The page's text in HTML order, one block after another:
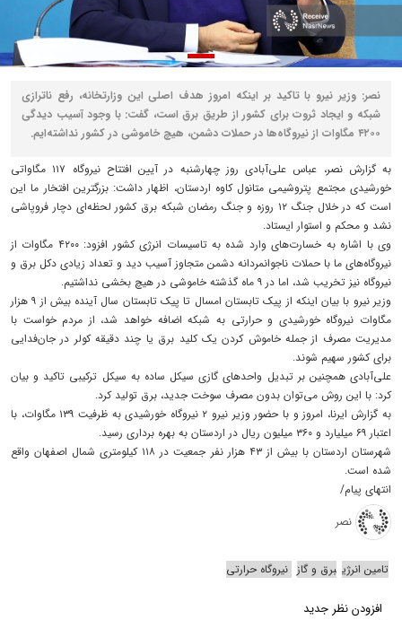
نصر: وزیر نیرو با تاکید بر اینکه امروز هدف اصلی این وزارتخانه، رفع ناترازی
شبکه و ایجاد ثروت برای کشور از طریق برق است، گفت: با وجود آسیب دیدگی
۴۲۰۰ مگاوات از نیروگاه‌ها در حملات دشمن، هیچ خاموشی در کشور نداشته‌ایم.
به گزارش نصر، عباس علی‌آبادی روز چهارشنبه در آیین افتتاح نیروگاه ۱۱۷ مگاواتی
خورشیدی مجتمع پتروشیمی متانول کاوه اردستان، اظهار داشت: بزرگترین افتخار ما این
است که در خلال جنگ ۱۲ روزه و جنگ رمضان شبکه برق کشور لحظه‌ای دچار فروپاشی
نشد و محکم و استوار ایستاد.
وی با اشاره به خسارت‌های وارد شده به تاسیسات انرژی کشور افزود: ۴۲۰۰ مگاوات از
نیروگاه‌های ما با حملات ناجوانمردانه دشمن متجاوز آسیب دید و تعداد زیادی دکل برق و
نیروگاه نیز تخریب شد، اما در ۹ ماه گذشته خاموشی در هیچ بخشی نداشتیم.
وزیر نیرو با بیان اینکه از پیک تابستان امسال تا پیک تابستان سال آینده بیش از ۹ هزار
مگاوات نیروگاه خورشیدی و حرارتی به شبکه اضافه خواهد شد، از مردم خواست با
مدیریت مصرف از جمله خاموش کردن یک کلید برق یا چند دقیقه کولر در جان‌فدایی
برای کشور سهیم شوند.
علی‌آبادی همچنین بر تبدیل واحدهای گازی سیکل ساده به سیکل ترکیبی تاکید و بیان
کرد: با این روش می‌توان بدون مصرف سوخت جدید، برق تولید کرد.
به گزارش ایرنا، امروز و با حضور وزیر نیرو ۲ نیروگاه خورشیدی به ظرفیت ۱۳۹ مگاوات، با
اعتبار ۶۹ میلیارد و ۳۶۰ میلیون ریال در اردستان به بهره برداری رسید.
شهرستان اردستان با بیش از ۴۳ هزار نفر جمعیت در ۱۱۸ کیلومتری شمال اصفهان واقع
شده است.
انتهای پیام/
نصر
تامین انرژی برق و گاز نیروگاه حرارتی
افزودن نظر جدید